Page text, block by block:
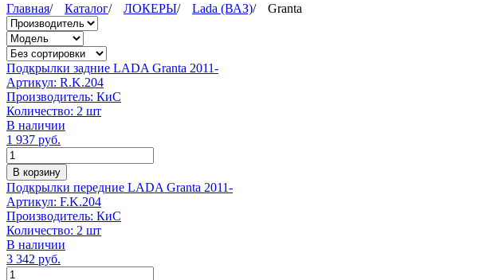
Главная/ Каталог/ ЛОКЕРЫ/ Lada (ВАЗ)/ Granta
Подкрылки задние LADA Granta 2011-
Артикул: R.K.204
Производитель: КиС
Количество: 2 шт
В наличии
1 937 руб.
Количество
В корзину
Подкрылки передние LADA Granta 2011-
Артикул: F.K.204
Производитель: КиС
Количество: 2 шт
В наличии
3 342 руб.
Количество